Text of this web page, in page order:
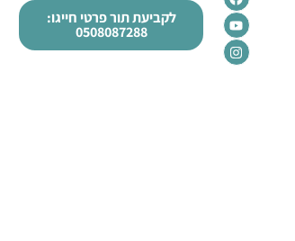
לקביעת תור פרטי חייגו:
0508087288